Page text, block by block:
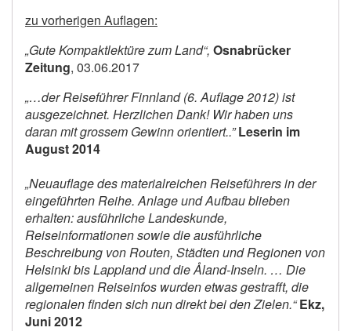
zu vorherigen Auflagen:
„Gute Kompaktlektüre zum Land“, Osnabrücker
Zeitung, 03.06.2017
„…der Reiseführer Finnland (6. Auflage 2012) ist
ausgezeichnet. Herzlichen Dank! Wir haben uns
daran mit grossem Gewinn orientiert..”Leserin im
August 2014
„Neuauflage des materialreichen Reiseführers in der
eingeführten Reihe. Anlage und Aufbau blieben
erhalten: ausführliche Landeskunde,
Reiseinformationen sowie die ausführliche
Beschreibung von Routen, Städten und Regionen von
Helsinki bis Lappland und die Åland-Inseln. … Die
allgemeinen Reiseinfos wurden etwas gestrafft, die
regionalen finden sich nun direkt bei den Zielen.“Ekz,
Juni 2012